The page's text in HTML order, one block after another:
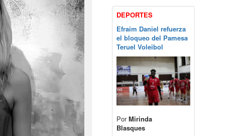
DEPORTES
Efraim Daniel refuerza
el bloqueo del Pamesa
Teruel Voleibol
PorMirinda
Blasques